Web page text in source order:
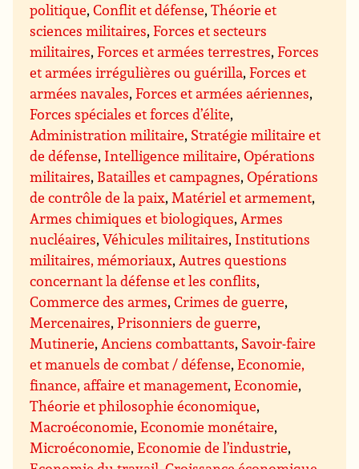
politique,Conflit et défense,Théorie et
sciences militaires,Forces et secteurs
militaires,Forces et armées terrestres,Forces
et armées irrégulières ou guérilla,Forces et
armées navales,Forces et armées aériennes,
Forces spéciales et forces d’élite,
Administration militaire, Stratégie militaire et
de défense, Intelligence militaire,Opérations
militaires, Batailles et campagnes,Opérations
de contrôle de la paix,Matériel et armement,
Armes chimiques et biologiques,Armes
nucléaires,Véhicules militaires, Institutions
militaires, mémoriaux,Autres questions
concernant la défense et les conflits,
Commerce des armes,Crimes de guerre,
Mercenaires,Prisonniers de guerre,
Mutinerie,Anciens combattants, Savoir-faire
et manuels de combat / défense,Economie,
finance, affaire et management,Economie,
Théorie et philosophie économique,
Macroéconomie,Economie monétaire,
Microéconomie,Economie de l’industrie,